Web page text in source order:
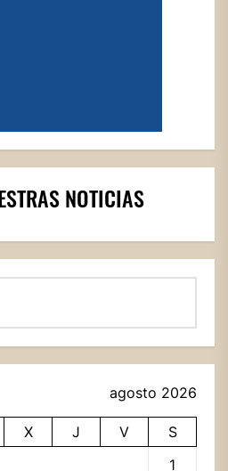
NOTICIAS
agosto 2026
X J V
S
1